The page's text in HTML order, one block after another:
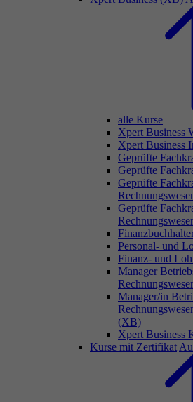
alle Kurse
Xpert Business
Xpert Business
Geprüfte
Geprüfte
Geprüfte
Geprüfte
Personal- und
Finanz- und
Manager
Manager/in
(XB)
Xpert Business
Kurse mit Zertifikat